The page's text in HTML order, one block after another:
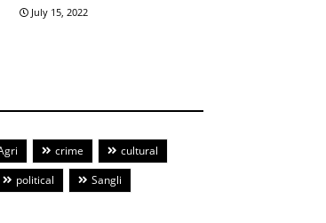
July 15, 2022
crime
cultural
political
Sangli